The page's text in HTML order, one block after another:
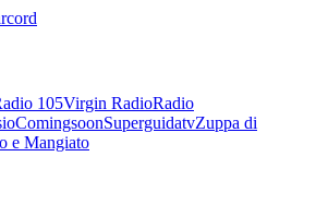
105Virgin RadioRadio
ComingsoonSuperguidatvZuppa di
e Mangiato